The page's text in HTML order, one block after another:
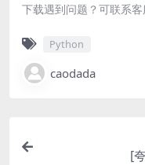
下载遇到问题？可联系
Python
caodada